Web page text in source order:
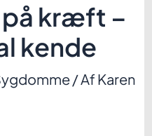
kræft –
kende
/ AfKaren